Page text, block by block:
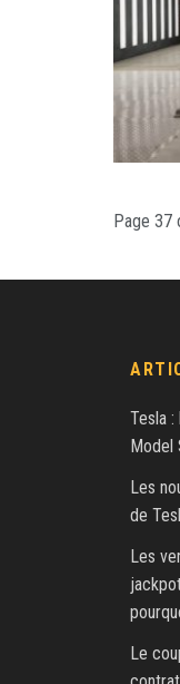
Page 37
Tesla :
Model
Les
de
Les
Le